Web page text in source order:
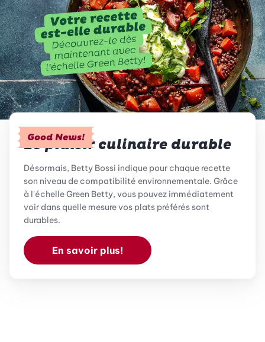
Good News!
Le plaisir culinaire durable
Désormais, Betty Bossi indique pour chaque recette
son niveau de compatibilité environnementale. Grâce
à l'échelle Green Betty, vous pouvez immédiatement
voir dans quelle mesure vos plats préférés sont
durables.
En savoir plus!